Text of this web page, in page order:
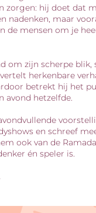
zorgen: hij doet dat
nadenken, maar
de mensen om je
om zijn scherpe blik,
herkenbare
betrekt hij het
avond hetzelfde.
en schreef
ook van de
én speler is.